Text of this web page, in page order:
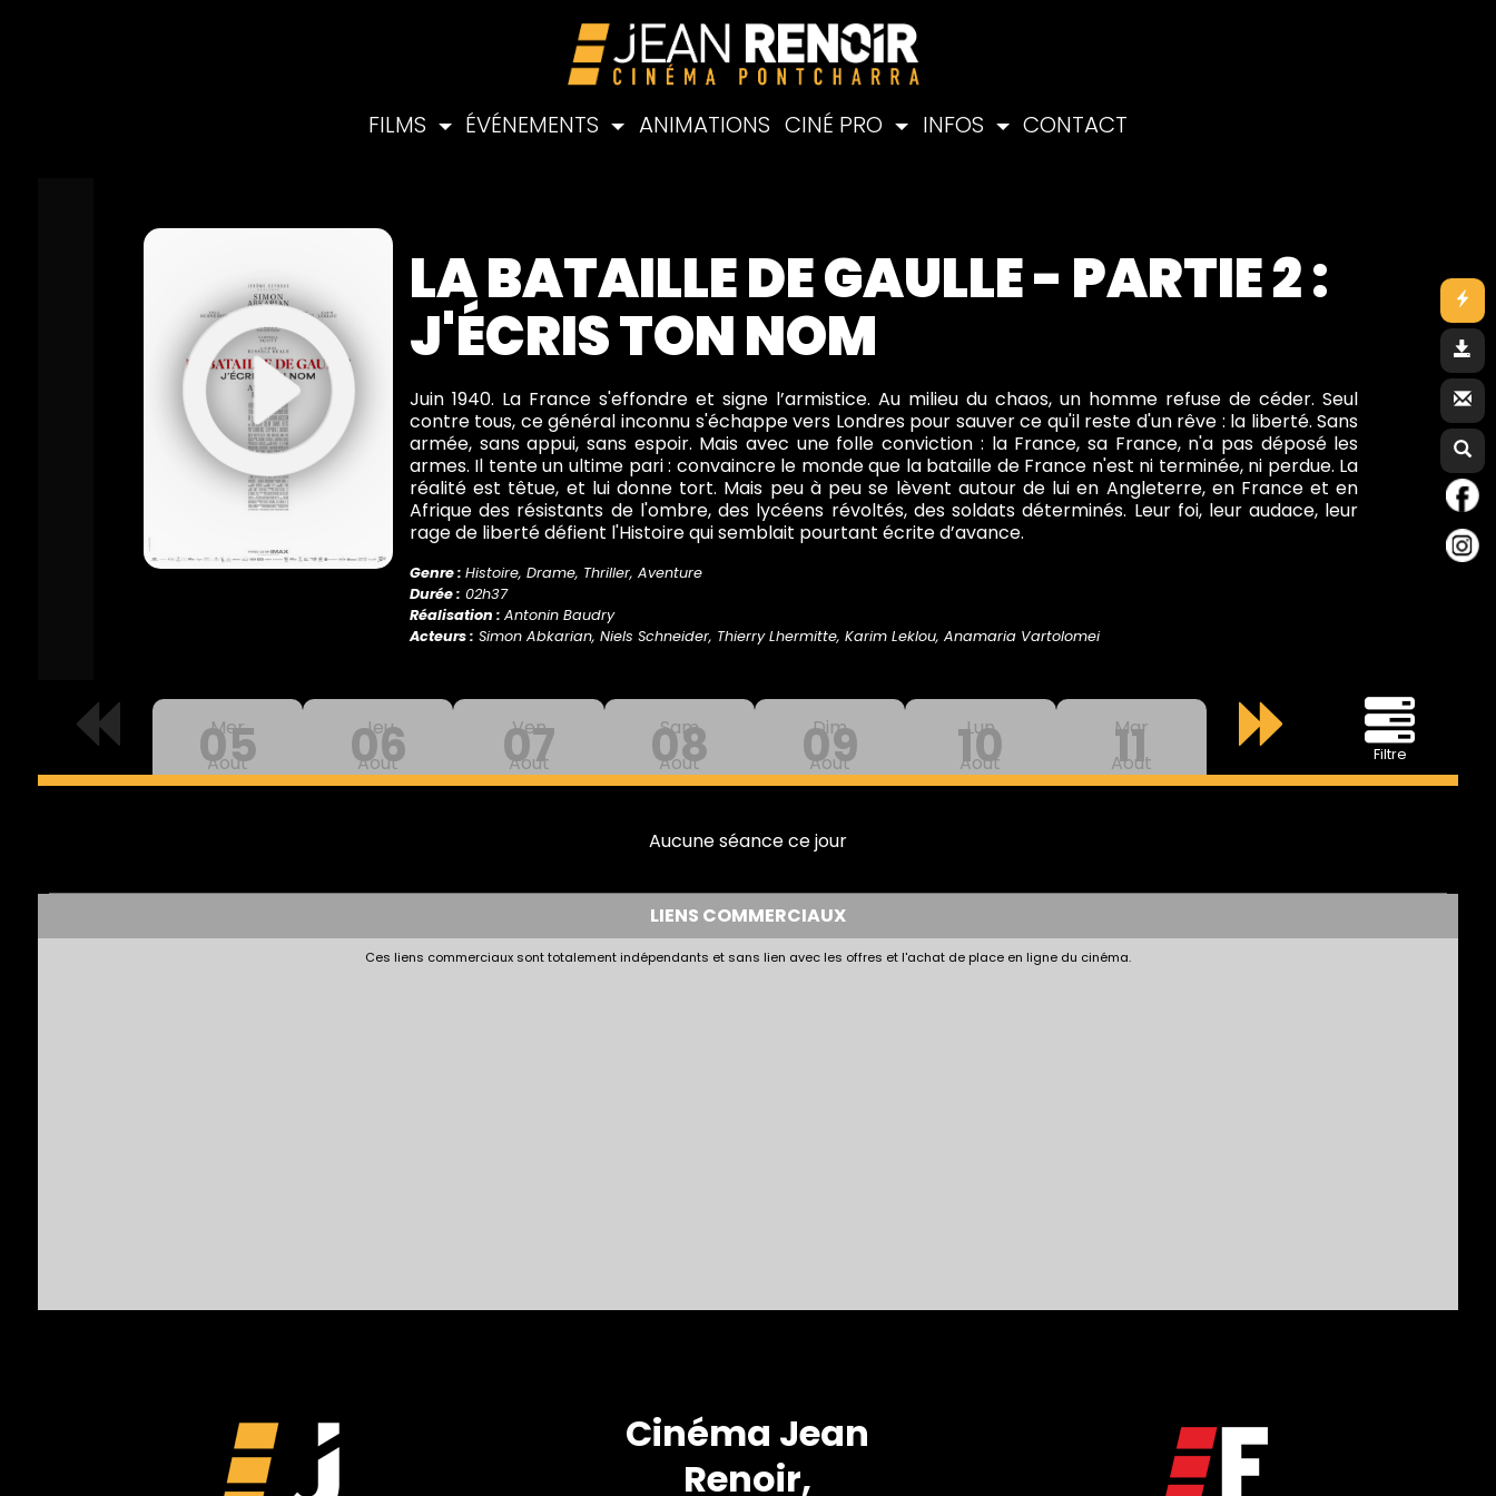
FILMS ÉVÉNEMENTS ANIMATIONS CINÉ PRO INFOS CONTACT
LA BATAILLE DE GAULLE - PARTIE 2 :
J'ÉCRIS TON NOM
Juin 1940. La France s'effondre et signe l’armistice. Au milieu du chaos, un homme refuse de céder. Seul
contre tous, ce général inconnu s'échappe vers Londres pour sauver ce qu'il reste d'un rêve : la liberté. Sans
armée, sans appui, sans espoir. Mais avec une folle conviction : la France, sa France, n'a pas déposé les
armes. Il tente un ultime pari : convaincre le monde que la bataille de France n'est ni terminée, ni perdue. La
réalité est têtue, et lui donne tort. Mais peu à peu se lèvent autour de lui en Angleterre, en France et en
Afrique des résistants de l'ombre, des lycéens révoltés, des soldats déterminés. Leur foi, leur audace, leur
rage de liberté défient l'Histoire qui semblait pourtant écrite d’avance.
Genre : Histoire, Drame, Thriller, Aventure
Durée : 02h37
Réalisation : Antonin Baudry
Acteurs : Simon Abkarian, Niels Schneider, Thierry Lhermitte, Karim Leklou, Anamaria Vartolomei
Mer
05
Aout
Jeu
06
Aout
Ven
07
Aout
Sam
08
Aout
Dim
09
Aout
Lun
10
Aout
Mar
11
Aout Filtre
Aucune séance ce jour
LIENS COMMERCIAUX
Ces liens commerciaux sont totalement indépendants et sans lien avec les offres et l'achat de place en ligne du cinéma.
Cinéma Jean
Renoir,